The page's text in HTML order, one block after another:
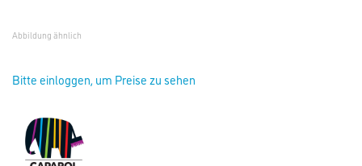
Abbildung ähnlich
Bitte einloggen, um Preise zu sehen